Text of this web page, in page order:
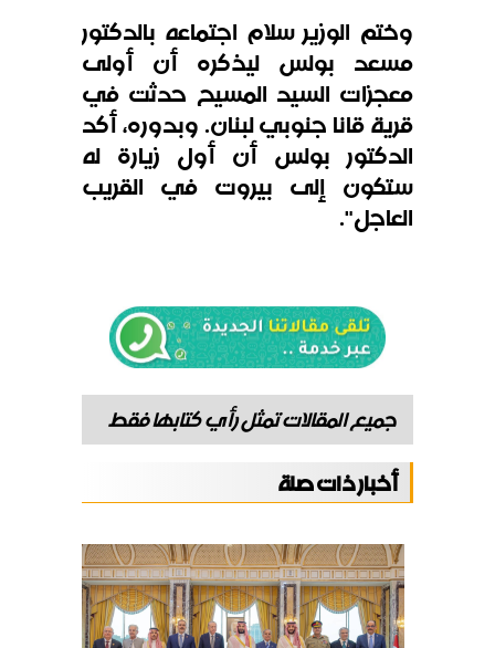
وختم الوزير سلام اجتماعه بالدكتور
مسعد بولس ليذكره أن أولى
معجزات السيد المسيح حدثت في
قرية قانا جنوبي لبنان. وبدوره، أكد
الدكتور بولس أن أول زيارة له
ستكون إلى بيروت في القريب
العاجل".
جميع المقالات تمثل رأي كتابها فقط
أخبار ذات صلة